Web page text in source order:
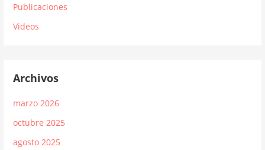
Publicaciones
Videos
Archivos
marzo 2026
octubre 2025
agosto 2025